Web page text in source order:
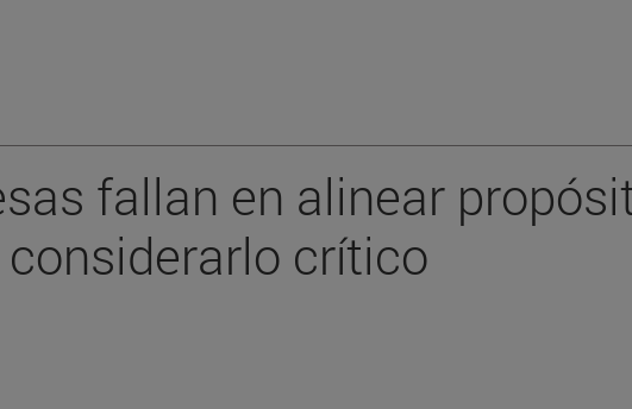
fallan en alinear
crítico